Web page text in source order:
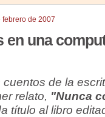
febrero de 2007
en una
de la
relato, "Nunca
título al libro